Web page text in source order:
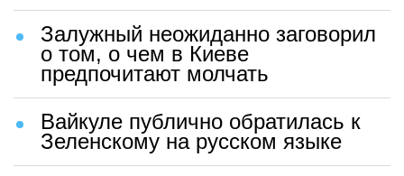
Залужный неожиданно заговорил
о том, о чем в Киеве
предпочитают молчать
Вайкуле публично обратилась к
Зеленскому на русском языке